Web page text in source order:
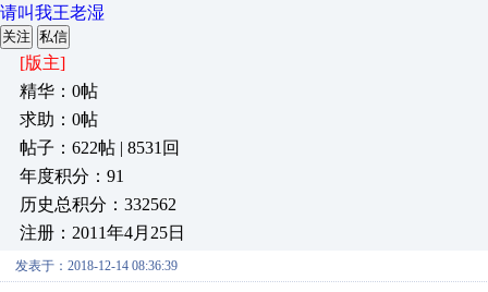
请叫我王老湿
关注 私信
[版主]
精华：0帖
求助：0帖
帖子：622帖 | 8531回
年度积分：91
历史总积分：332562
注册：2011年4月25日
发表于：2018-12-14 08:36:39